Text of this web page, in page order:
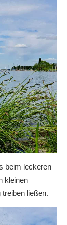
beim leckeren
kleinen
treiben ließen.